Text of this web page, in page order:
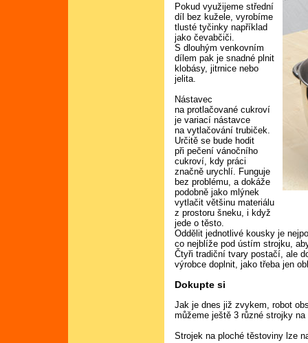
Pokud využijeme střední
díl bez kužele, vyrobíme
tlusté tyčinky například
jako čevabčiči.
S dlouhým venkovním
dílem pak je snadné plnit
klobásy, jitrnice nebo
jelita.
Nástavec
na protlačované cukroví
je variací nástavce
na vytlačování trubiček.
Určitě se bude hodit
při pečení vánočního
cukroví, kdy práci
značně urychlí. Funguje
bez problému, a dokáže
podobně jako mlýnek
vytlačit většinu materiálu
z prostoru šneku, i když
jede o těsto.
Oddělit jednotlivé kousky je
co nejblíže pod ústím strojku,
Čtyři tradiční tvary postačí, ale
výrobce doplnit, jako třeba jen
Dokupte si
Jak je dnes již zvykem, robot
můžeme ještě 3 různé strojky
Strojek na ploché těstoviny lze